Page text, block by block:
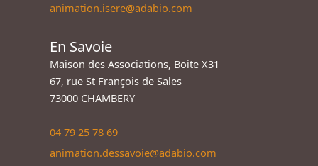
animation.isere@adabio.com
En Savoie
Maison des Associations, Boite X31
67, rue St François de Sales
73000 CHAMBERY
04 79 25 78 69
animation.dessavoie@adabio.com